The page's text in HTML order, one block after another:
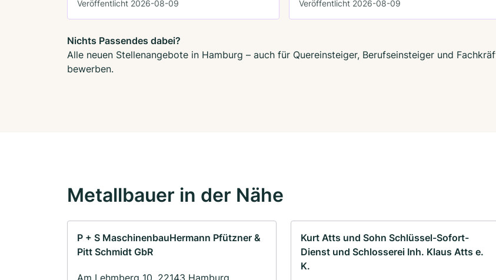
Veröffentlicht 2026-08-09 Veröffentlicht 2026-08-09
Nichts Passendes dabei?
Alle neuen Stellenangebote in Hamburg – auch für Quereinsteiger, Berufseinsteiger und
bewerben.
Metallbauer in der Nähe
P + S MaschinenbauHermann Pfützner &
Pitt Schmidt GbR
Am Lehmberg 10, 22143 Hamburg
Kurt Atts und Sohn Schlüssel-Sofort-
Dienst und Schlosserei Inh. Klaus Atts e.
K.